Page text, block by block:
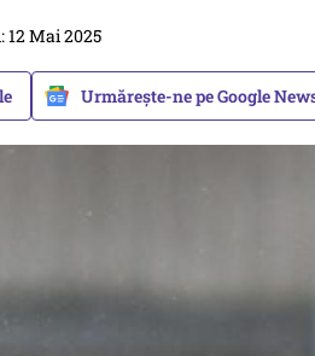
12 Mai 2025
Urmărește-ne pe Google